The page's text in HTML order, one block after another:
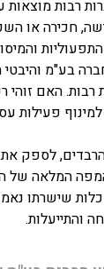
רבות מוצאות
חכירה או
בע"מ והיבטי
רבות. האם זוהי
פעילות
לספק
המלאה של
שישרתו
והתייעלות.